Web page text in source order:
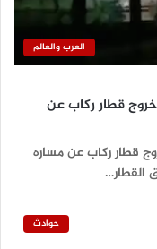
العرب والعالم
37 شخصًا إثر خروج قطار ركاب عن
قطار ركاب عن مساره
القطار…
حوادث